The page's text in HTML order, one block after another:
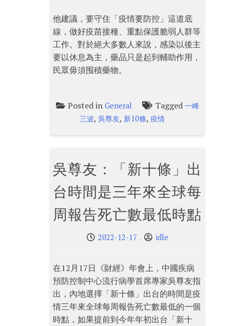
他建議，要守住「疫情要防控」這道底
線，做好疫苗接種、重點保護脆弱人群等
工作。對於絕大多數人來說，感染以後主
要以休息為主，藥品只是起到輔助作用，
民眾毋須囤積藥物。
Posted in General Tagged 一峰
三波,吳尊友, 新10條,疫情
吳尊友：「新十條」出
台時間是三年來全球每
周報告死亡數最低時點
2022-12-17 idle
在12月17日《財經》年會上，中國疾病
預防控制中心流行病學首席專家吳尊友指
出，內地選擇「新十條」出台的時間是疫
情三年來全球每周報告死亡數最低的一個
時點，如果提前到今年年初出台「新十